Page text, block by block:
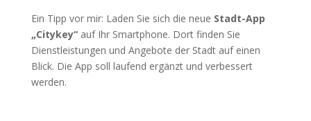
Ein Tipp vor mir: Laden Sie sich die neue Stadt-App
„Citykey“auf Ihr Smartphone. Dort finden Sie
Dienstleistungen und Angebote der Stadt auf einen
Blick. Die App soll laufend ergänzt und verbessert
werden.